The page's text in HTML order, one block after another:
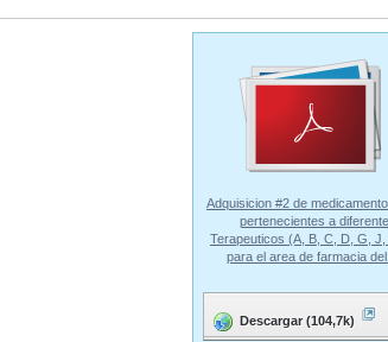
Adquisicion #2 de
pertenecientes a
Terapeuticos (A, B, C, D, G, J,
para el area de farmacia
Descargar (104,7k)